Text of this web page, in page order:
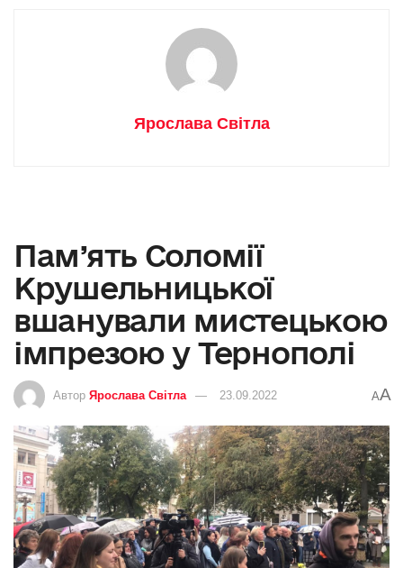
Ярослава Світла
Пам’ять Соломії
Крушельницької
вшанували мистецькою
імпрезою у Тернополі
Автор Ярослава Світла 23.09.2022 AA